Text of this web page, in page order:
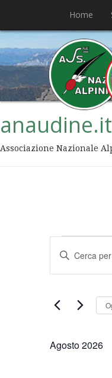
Home
anaudine.it
Associazione Nazionale
Eventi
Ricerca
viste
Inserisci
Parola
Chiave.
per
Agosto 2026